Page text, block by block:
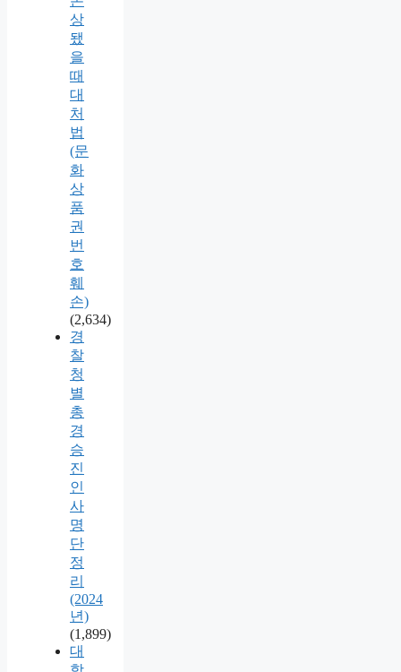
상
됐
을
때
대
처
법
(문
화
상
품
권
번
호
훼
손)
(2,634)
경
찰
청
별
총
경
승
진
인
사
명
단
정
리
(2024
년)
(1,899)
대